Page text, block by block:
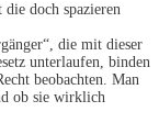
doch spazieren
die mit dieser
unterlaufen, binden
beobachten. Man
ob sie wirklich